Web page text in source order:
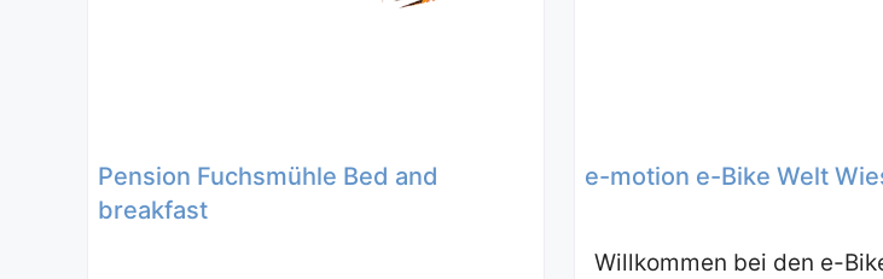
Pension Fuchsmühle Bed and
breakfast
e-motion e-Bike Welt
Willkommen bei den e-